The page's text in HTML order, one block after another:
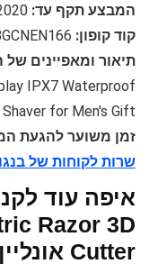
המבצע תקף עד:
קוד קופון:
תיאור ומאפיינים של
IPX7 Waterproof
for Men's Gift
זמן משוער להגעת
שרות לקוחות של
Razor 3D
Cutter אונליין